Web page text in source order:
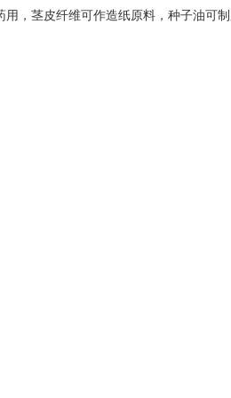
用，茎皮纤维可作造纸原料，种子油可